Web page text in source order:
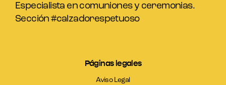
Especialista en comuniones y ceremonias.
Sección #calzadorespetuoso
Páginas legales
Aviso Legal